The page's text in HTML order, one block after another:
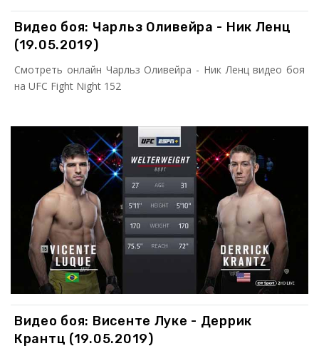
Видео боя: Чарльз Оливейра - Ник Ленц
(19.05.2019)
Смотреть онлайн Чарльз Оливейра - Ник Ленц видео боя
на UFC Fight Night 152
Видео боя: Висенте Луке - Деррик
Крантц (19.05.2019)